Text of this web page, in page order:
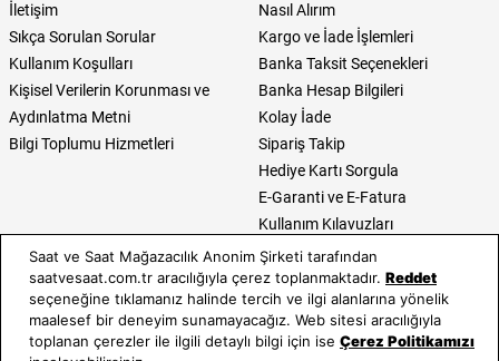
İletişim
Sıkça Sorulan Sorular
Kullanım Koşulları
Kişisel Verilerin Korunması ve
Aydınlatma Metni
Bilgi Toplumu Hizmetleri
Nasıl Alırım
Kargo ve İade İşlemleri
Banka Taksit Seçenekleri
Banka Hesap Bilgileri
Kolay İade
Sipariş Takip
Hediye Kartı Sorgula
E-Garanti ve E-Fatura
Kullanım Kılavuzları
Saat ve Saat
Hakkımızda
Neden Saat ve Saat
Kategoriler
Erkek Saat
Kadın Saat
Saat ve Saat Mağazacılık Anonim Şirketi tarafından
saatvesaat.com.tr aracılığıyla çerez toplanmaktadır. Reddet
seçeneğine tıklamanız halinde tercih ve ilgi alanlarına yönelik
maalesef bir deneyim sunamayacağız. Web sitesi aracılığıyla
toplanan çerezler ile ilgili detaylı bilgi için ise Çerez Politikamızı